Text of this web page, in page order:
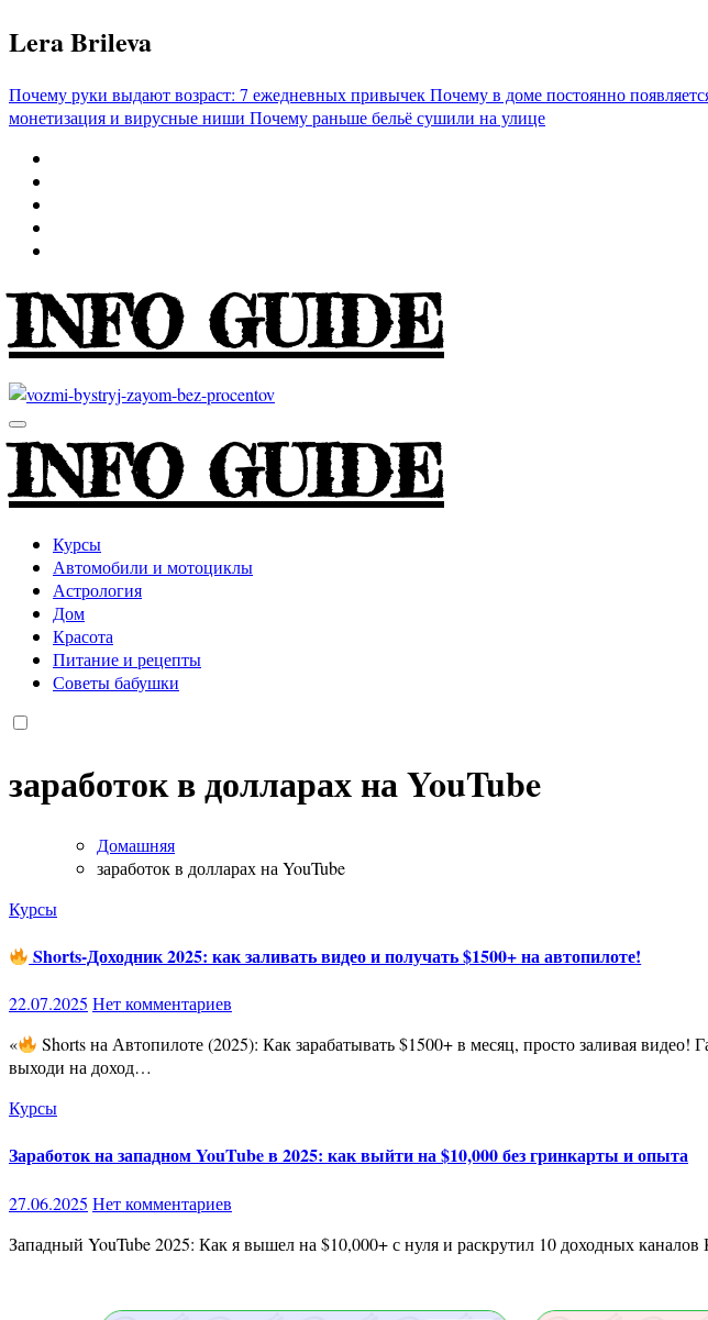
Перейти
к
Lera Brileva
Почему руки выдают возраст: 7 ежедневных привычекПочему в доме постоянно
монетизация и вирусные ниши Почему раньше бельё сушили на улице
INFO GUIDE
INFO GUIDE
Курсы
Автомобили и мотоциклы
Астрология
Дом
Красота
Питание и рецепты
Советы бабушки
заработок в долларах на YouTube
Домашняя
заработок в долларах на YouTube
Курсы
Shorts-Доходник 2025: как заливать видео и получать $1500+ на автопилоте!
22.07.2025 Нет комментариев
«
Shorts на Автопилоте (2025): Как зарабатывать $1500+ в месяц, просто заливая
выходи на доход…
Курсы
Заработок на западном YouTube в 2025: как выйти на $10,000 без гринкарты и опыта
27.06.2025 Нет комментариев
Западный YouTube 2025: Как я вышел на $10,000+ с нуля и раскрутил 10 доходных